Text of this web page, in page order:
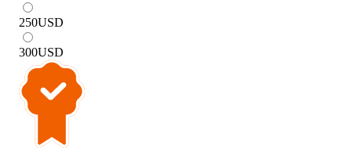
250USD
300USD